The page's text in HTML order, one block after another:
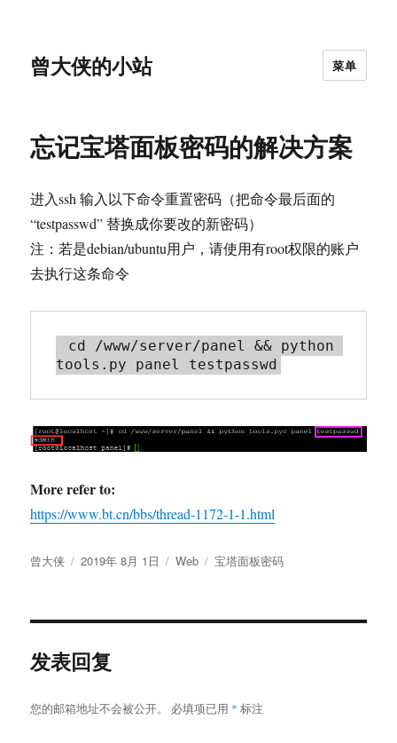
曾大侠的小站 菜单
忘记宝塔面板密码的解决方案
进入ssh 输入以下命令重置密码（把命令最后面的
“testpasswd” 替换成你要改的新密码）
注：若是debian/ubuntu用户，请使用有root权限的账户
去执行这条命令
More refer to:
https://www.bt.cn/bbs/thread-1172-1-1.html
作
曾大侠
发
2019年 8月 1日
分
Web
标
宝塔面板密码
发表回复
您的邮箱地址不会被公开。 必填项已用 * 标注